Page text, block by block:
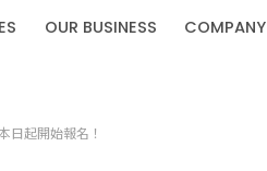
OUR BUSINESS COMPANY
日起開始報名！